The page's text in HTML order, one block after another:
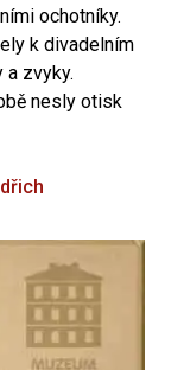
ochotníky.
k divadelním
a zvyky.
nesly otisk